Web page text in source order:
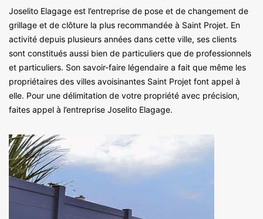
Joselito Elagage est l’entreprise de pose et de changement de
grillage et de clôture la plus recommandée à Saint Projet. En
activité depuis plusieurs années dans cette ville, ses clients
sont constitués aussi bien de particuliers que de professionnels
et particuliers. Son savoir-faire légendaire a fait que même les
propriétaires des villes avoisinantes Saint Projet font appel à
elle. Pour une délimitation de votre propriété avec précision,
faites appel à l’entreprise Joselito Elagage.